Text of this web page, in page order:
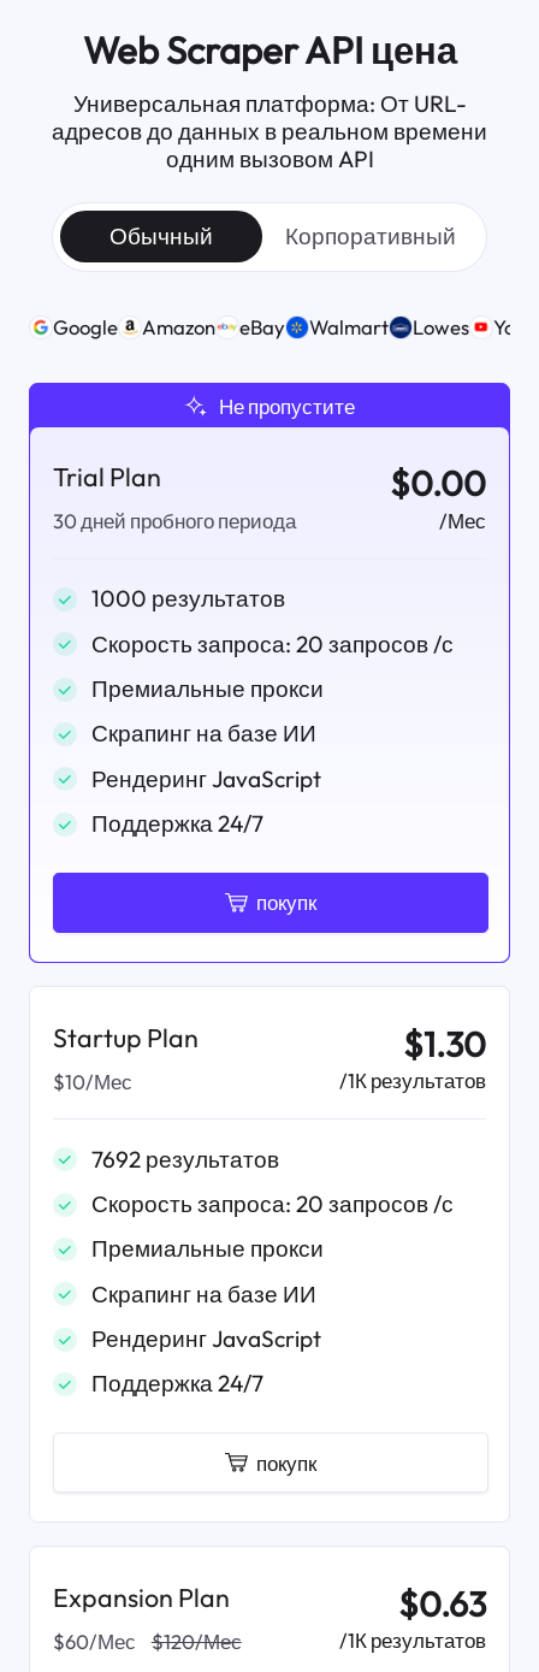
Web Scraper API цена
Универсальная платформа: От URL-
адресов до данных в реальном времени
одним вызовом API
Обычный Корпоративный
Google Amazon eBay Walmart Lowes
Не пропустите
Trial Plan
30 дней пробного периода
$0.00
/Мес
1000 результатов
Скорость запроса: 20 запросов /с
Премиальные прокси
Скрапинг на базе ИИ
Рендеринг JavaScript
Поддержка 24/7
покупк
Startup Plan
$10/Мес
$1.30
/1К результатов
7692 результатов
Скорость запроса: 20 запросов /с
Премиальные прокси
Скрапинг на базе ИИ
Рендеринг JavaScript
Поддержка 24/7
покупк
Expansion Plan
$60/Мес $120/Мес
$0.63
/1К результатов